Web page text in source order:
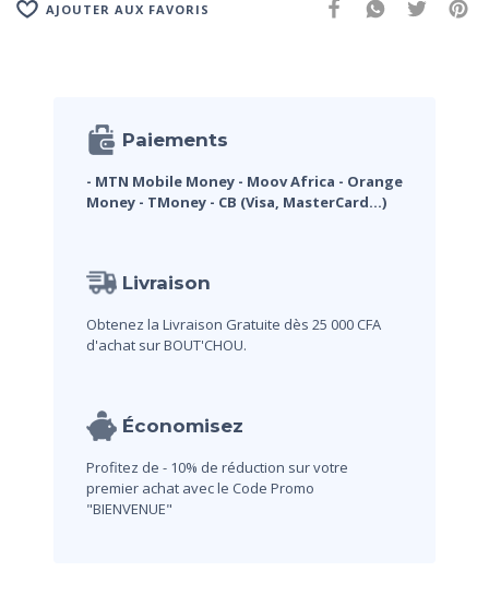
AJOUTER AUX FAVORIS
Paiements
- MTN Mobile Money - Moov Africa - Orange
Money - TMoney - CB (Visa, MasterCard...)
Livraison
Obtenez la Livraison Gratuite dès 25 000 CFA
d'achat sur BOUT'CHOU.
Économisez
Profitez de - 10% de réduction sur votre
premier achat avec le Code Promo
"BIENVENUE"